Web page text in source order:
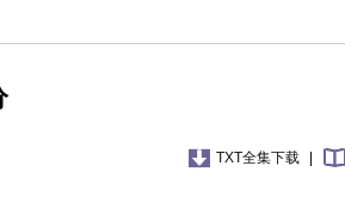
TXT全集下载